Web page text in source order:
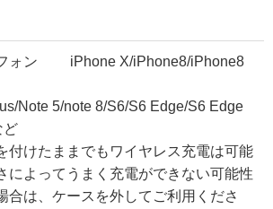
フォン iPhone X/iPhone8/iPhone8
Note 5/note 8/S6/S6 Edge/S6 Edge
ど
けたままでもワイヤレス充電は可能
によってうまく充電ができない可能性
合は、ケースを外してご利用くださ